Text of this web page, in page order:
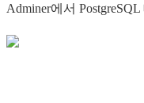
Adminer에서